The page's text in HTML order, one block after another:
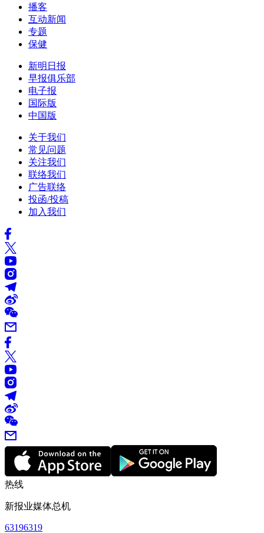
播客
互动新闻
专题
保健
新明日报
早报俱乐部
电子报
国际版
中国版
关于我们
常见问题
关注我们
联络我们
广告联络
投函/投稿
加入我们
热线
新报业媒体总机
63196319